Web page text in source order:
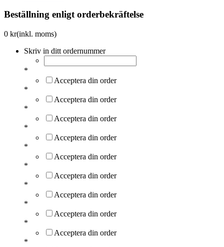
Beställning enligt orderbekräftelse
0 kr(inkl. moms)
Skriv in ditt ordernummer
*
Acceptera din order
*
Acceptera din order
*
Acceptera din order
*
Acceptera din order
*
Acceptera din order
*
Acceptera din order
*
Acceptera din order
*
Acceptera din order
*
Acceptera din order
*